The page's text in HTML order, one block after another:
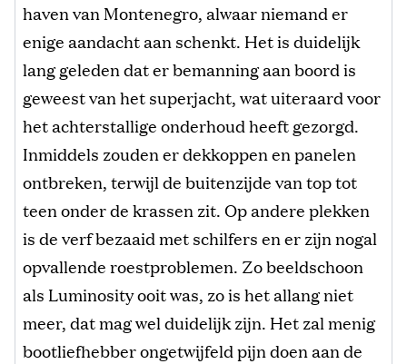
haven van Montenegro, alwaar niemand er
enige aandacht aan schenkt. Het is duidelijk
lang geleden dat er bemanning aan boord is
geweest van het superjacht, wat uiteraard voor
het achterstallige onderhoud heeft gezorgd.
Inmiddels zouden er dekkoppen en panelen
ontbreken, terwijl de buitenzijde van top tot
teen onder de krassen zit. Op andere plekken
is de verf bezaaid met schilfers en er zijn nogal
opvallende roestproblemen. Zo beeldschoon
als Luminosity ooit was, zo is het allang niet
meer, dat mag wel duidelijk zijn. Het zal menig
bootliefhebber ongetwijfeld pijn doen aan de